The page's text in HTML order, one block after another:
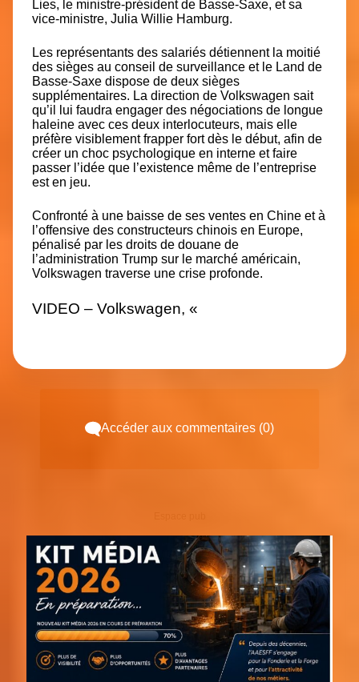
Lies, le ministre-président de Basse-Saxe, et sa
vice-ministre, Julia Willie Hamburg.
Les représentants des salariés détiennent la moitié
des sièges au conseil de surveillance et le Land de
Basse-Saxe dispose de deux sièges
supplémentaires. La direction de Volkswagen sait
qu’il lui faudra engager des négociations de longue
haleine avec ces deux interlocuteurs, mais elle
préfère visiblement frapper fort dès le début, afin de
créer un choc psychologique en interne et faire
passer l’idée que l’existence même de l’entreprise
est en jeu.
Confronté à une baisse de ses ventes en Chine et à
l’offensive des constructeurs chinois en Europe,
pénalisé par les droits de douane de
l’administration Trump sur le marché américain,
Volkswagen traverse une crise profonde.
VIDEO – Volkswagen, «
Accéder aux commentaires (0)